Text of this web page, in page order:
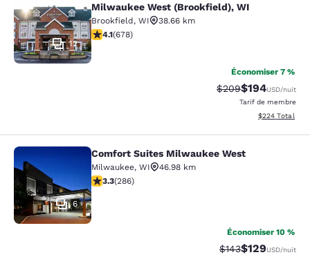
12
Milwaukee West (Brookfield), WI
Brookfield, WI
38.66 km
4.12 étoiles. Très bon. 678 commentaires
4.1(678)
Économiser 7 %
Tarif barré :
$209Tarif réduit :
$194USD/nuit
Tarif de membre
Afficher les
$224 Total
Comfort Suites Milwaukee West
6
Comfort Suites Milwaukee West
Milwaukee, WI
46.98 km
3.25 étoiles. Bien. 286 commentaires
3.3(286)
Économiser 10 %
Tarif barré :
$143Tarif réduit :
$129USD/nuit